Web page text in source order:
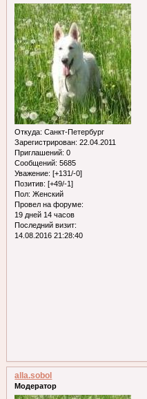
Откуда: Санкт-Петербург
Зарегистрирован: 22.04.2011
Приглашений: 0
Сообщений: 5685
Уважение: [+131/-0]
Позитив: [+49/-1]
Пол: Женский
Провел на форуме:
19 дней 14 часов
Последний визит:
14.08.2016 21:28:40
alla.sobol
Модератор